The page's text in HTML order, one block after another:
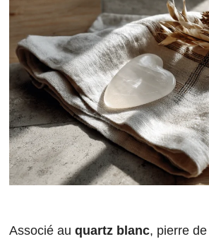
Associé au quartz blanc, pierre